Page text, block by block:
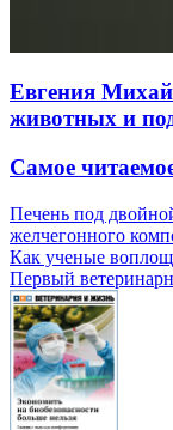
Евгения
животных и
Самое
Печень под
желчегонного
Как ученые
Первый